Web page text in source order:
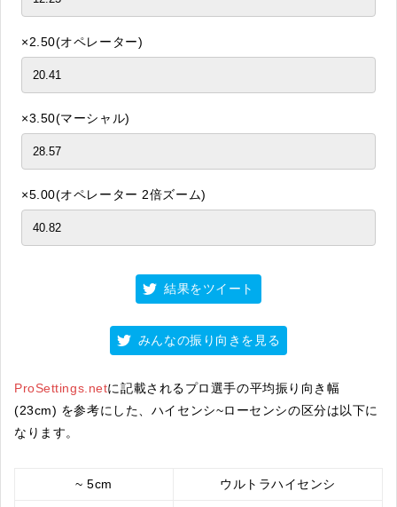
×2.50(オペレーター)
×3.50(マーシャル)
×5.00(オペレーター 2倍ズーム)
結果をツイート
みんなの振り向きを見る
ProSettings.netに記載されるプロ選手の平均振り向き幅
(23cm) を参考にした、ハイセンシ~ローセンシの区分は以下に
なります。
~ 5cm ウルトラハイセンシ